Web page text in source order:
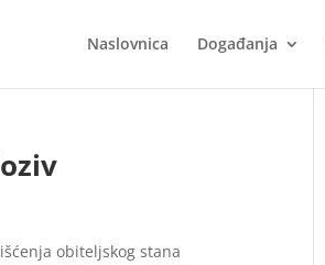
Naslovnica Događanja
obiteljskog stana